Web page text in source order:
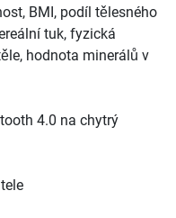
BMI, podíl tělesného
tuk, fyzická
hodnota minerálů v
4.0 na chytrý